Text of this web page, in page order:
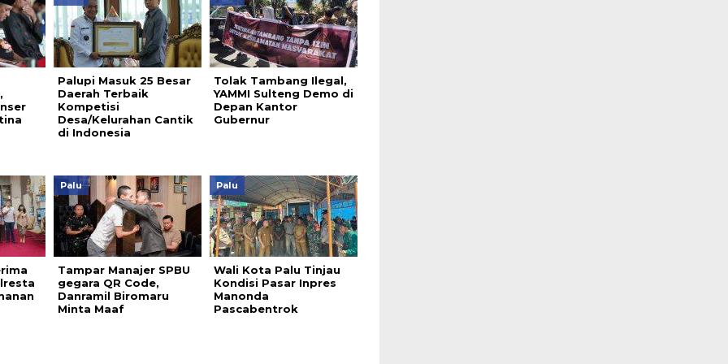
Palupi Masuk 25 Besar
Daerah Terbaik
Kompetisi
Desa/Kelurahan Cantik
di Indonesia
Tolak Tambang Ilegal,
YAMMI Sulteng Demo di
Depan Kantor
Gubernur
Palu
Tampar Manajer SPBU
gegara QR Code,
Danramil Biromaru
Minta Maaf
Palu
Wali Kota Palu Tinjau
Kondisi Pasar Inpres
Manonda
Pascabentrok